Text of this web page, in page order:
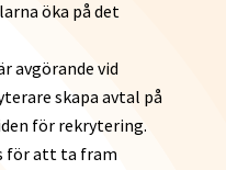
öka på det
avgörande vid
skapa avtal på
för rekrytering.
för att ta fram